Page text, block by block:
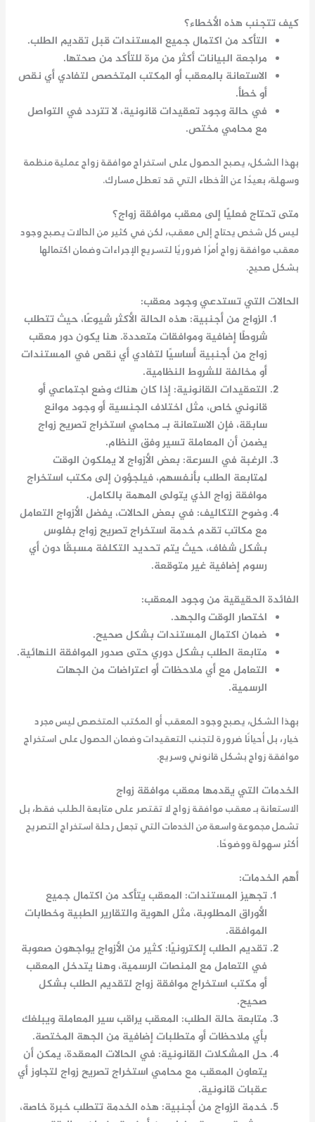
كيف تتجنب هذه الأخطاء؟
التأكد من اكتمال جميع المستندات قبل تقديم الطلب.
مراجعة البيانات أكثر من مرة للتأكد من صحتها.
الاستعانة بالمعقب أو المكتب المتخصص لتفادي أي نقص
أو خطأ.
في حالة وجود تعقيدات قانونية، لا تتردد في التواصل
مع محامي مختص.
بهذا الشكل، يصبح الحصول على استخراج موافقة زواجعملية منظمة
وسهلة، بعيدًا عن الأخطاء التي قد تعطل مسارك.
متى تحتاج فعليًا إلى معقب موافقة زواج؟
ليس كل شخص يحتاج إلى معقب، لكن في كثير من الحالات يصبح وجود
معقب موافقة زواجأمرًا ضروريًا لتسريع الإجراءات وضمان اكتمالها
بشكل صحيح.
الحالات التي تستدعي وجود معقب:
الزواج من أجنبية: هذه الحالة الأكثر شيوعًا، حيث تتطلب
شروطًا إضافية وموافقات متعددة. هنا يكون دورمعقب
زواج من أجنبية أساسيًا لتفادي أي نقص في المستندات
أو مخالفة للشروط النظامية.
التعقيدات القانونية: إذا كان هناك وضع اجتماعي أو
قانوني خاص، مثل اختلاف الجنسية أو وجود موانع
سابقة، فإن الاستعانة بـ محامي استخراج تصريح زواج
يضمن أن المعاملة تسير وفق النظام.
الرغبة في السرعة: بعض الأزواج لا يملكون الوقت
لمتابعة الطلب بأنفسهم، فيلجؤون إلى مكتب استخراج
موافقة زواج الذي يتولى المهمة بالكامل.
وضوح التكاليف: في بعض الحالات، يفضل الأزواج التعامل
مع مكاتب تقدم خدمة استخراج تصريح زواج بفلوس
بشكل شفاف، حيث يتم تحديد التكلفة مسبقًا دون أي
رسوم إضافية غير متوقعة.
الفائدة الحقيقية من وجود المعقب:
اختصار الوقت والجهد.
ضمان اكتمال المستندات بشكل صحيح.
متابعة الطلب بشكل دوري حتى صدور الموافقة النهائية.
التعامل مع أي ملاحظات أو اعتراضات من الجهات
الرسمية.
بهذا الشكل، يصبح وجود المعقب أو المكتب المتخصص ليس مجرد
خيار، بل أحيانًا ضرورة لتجنب التعقيدات وضمان الحصول على استخراج
موافقة زواجبشكل قانوني وسريع.
الخدمات التي يقدمها معقب موافقة زواج
الاستعانة بـمعقب موافقة زواجلا تقتصر على متابعة الطلب فقط، بل
تشمل مجموعة واسعة من الخدمات التي تجعل رحلة استخراج التصريح
أكثر سهولة ووضوحًا.
أهم الخدمات:
تجهيز المستندات: المعقب يتأكد من اكتمال جميع
الأوراق المطلوبة، مثل الهوية والتقارير الطبية وخطابات
الموافقة.
تقديم الطلب إلكترونيًا: كثير من الأزواج يواجهون صعوبة
في التعامل مع المنصات الرسمية، وهنا يتدخل المعقب
أو مكتب استخراج موافقة زواج لتقديم الطلب بشكل
صحيح.
متابعة حالة الطلب: المعقب يراقب سير المعاملة ويبلغك
بأي ملاحظات أو متطلبات إضافية من الجهة المختصة.
حل المشكلات القانونية: في الحالات المعقدة، يمكن أن
يتعاون المعقب مع محامي استخراج تصريح زواج لتجاوز أي
عقبات قانونية.
خدمة الزواج من أجنبية: هذه الخدمة تتطلب خبرة خاصة،